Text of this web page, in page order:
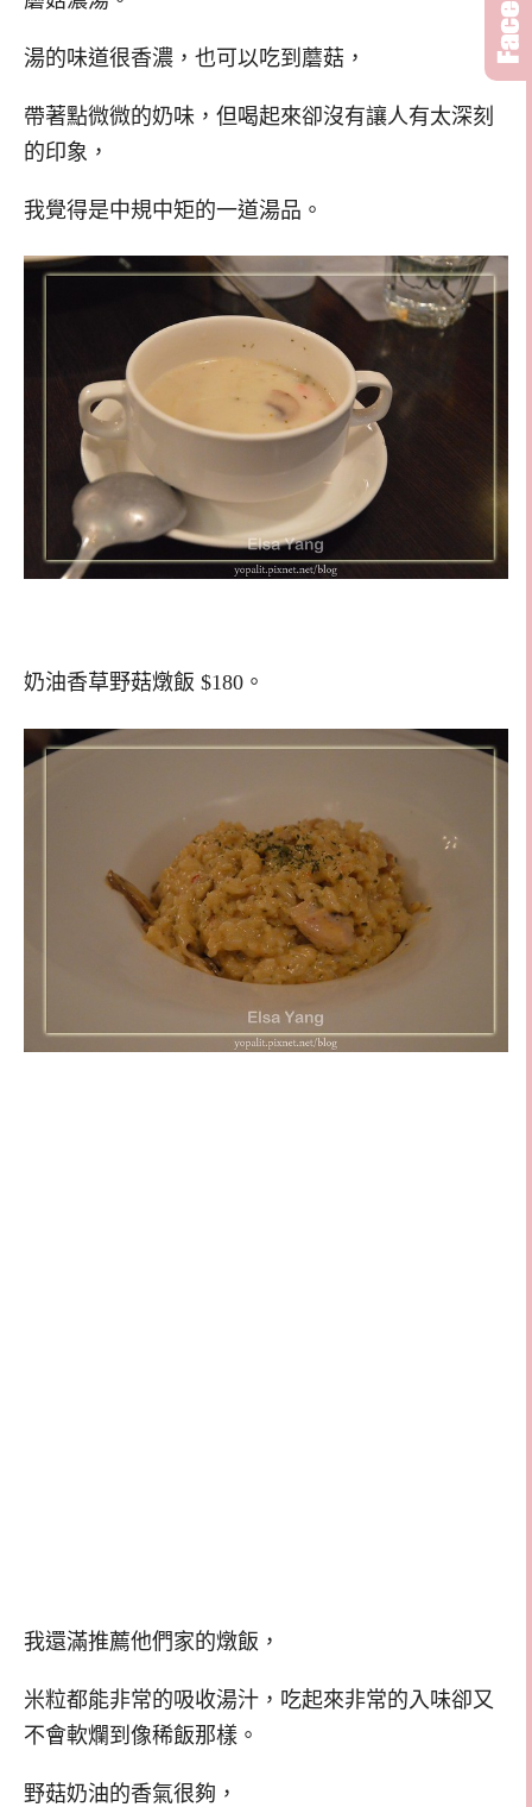
湯的味道很香濃，也可以吃到蘑菇，
帶著點微微的奶味，但喝起來卻沒有讓人有太深刻
的印象，
我覺得是中規中矩的一道湯品。
奶油香草野菇燉飯 $180。
我還滿推薦他們家的燉飯，
米粒都能非常的吸收湯汁，吃起來非常的入味卻又
不會軟爛到像稀飯那樣。
野菇奶油的香氣很夠，